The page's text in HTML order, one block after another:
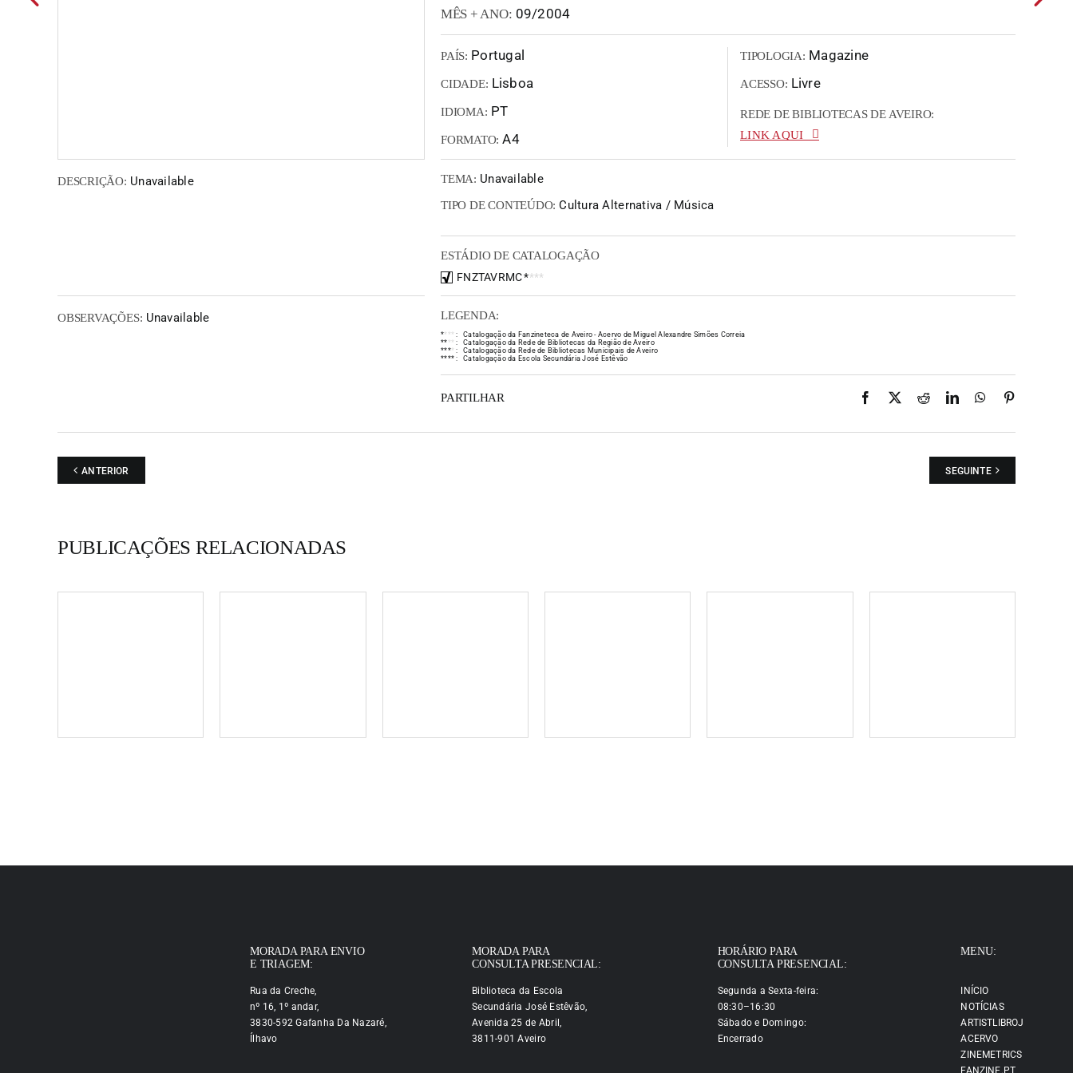
MÊS + ANO: 09/2004
PAÍS: Portugal
CIDADE: Lisboa
IDIOMA: PT
FORMATO: A4
TIPOLOGIA: Magazine
ACESSO: Livre
REDE DE BIBLIOTECAS DE AVEIRO:
LINK AQUI
DESCRIÇÃO: Unavailable TEMA: Unavailable
TIPO DE CONTEÚDO: Cultura Alternativa / Música
ESTÁDIO DE CATALOGAÇÃO
FNZTAVRMC****
OBSERVAÇÕES: Unavailable LEGENDA:
** * * :
Catalogação da Fanzineteca de Aveiro - Acervo de Miguel Alexandre Simões Correia
** * * :
Catalogação da Rede de Bibliotecas da Região de Aveiro
**** :
Catalogação da Rede de Bibliotecas Municipais de Aveiro
**** : Catalogação da Escola Secundária José Estêvão
PARTILHAR Facebook
X RedditLinkedInWhatsApp
ANTERIOR SEGUINTE
PUBLICAÇÕES RELACIONADAS
MORADA PARA ENVIO
E TRIAGEM:
Rua da Creche,
nº 16, 1º andar,
3830-592 Gafanha Da Nazaré,
Ílhavo
MORADA PARA
CONSULTA PRESENCIAL:
Biblioteca da Escola
Secundária José Estêvão,
Avenida 25 de Abril,
3811-901 Aveiro
HORÁRIO PARA
CONSULTA PRESENCIAL:
Segunda a Sexta-feira:
08:30–16:30
Sábado e Domingo:
Encerrado
MENU:
INÍCIO
NOTÍCIAS
ARTISTLIBROJ
ACERVO
ZINEMETRICS